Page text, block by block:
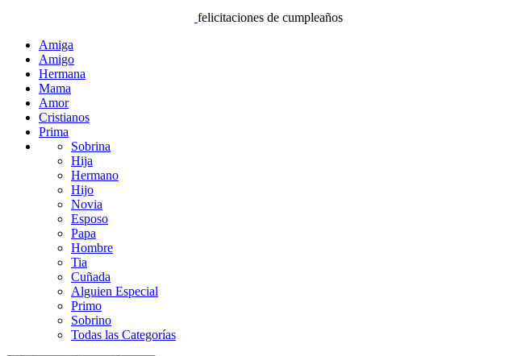
felicitaciones de cumpleaños
Amiga
Amigo
Hermana
Mama
Amor
Cristianos
Prima
Sobrina
Hija
Hermano
Hijo
Novia
Esposo
Papa
Hombre
Tia
Cuñada
Alguien Especial
Primo
Sobrino
Todas las Categorías